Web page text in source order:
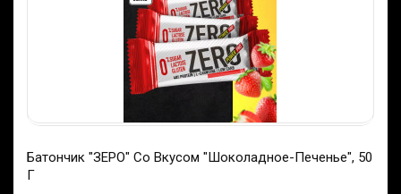
Батончик "ЗЕРО" Со Вкусом "Шоколадное-Печенье", 50
Г